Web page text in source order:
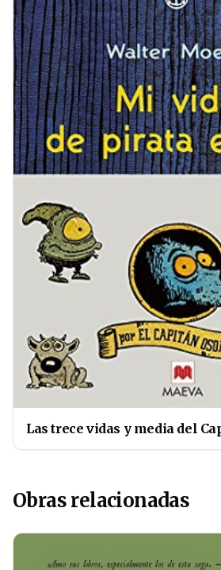
Las trece vidas y media del
Obras relacionadas